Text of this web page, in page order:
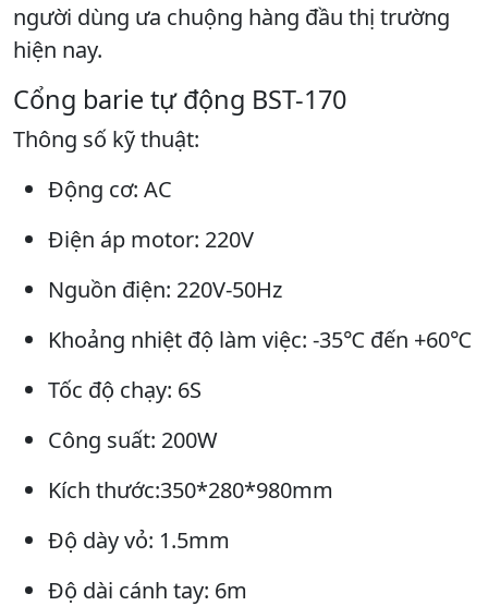
người dùng ưa chuộng hàng đầu thị trường
hiện nay.
Cổng barie tự động BST-170
Thông số kỹ thuật:
Động cơ: AC
Điện áp motor: 220V
Nguồn điện: 220V-50Hz
Khoảng nhiệt độ làm việc: -35℃ đến +60℃
Tốc độ chạy: 6S
Công suất: 200W
Kích thước:350*280*980mm
Độ dày vỏ: 1.5mm
Độ dài cánh tay: 6m